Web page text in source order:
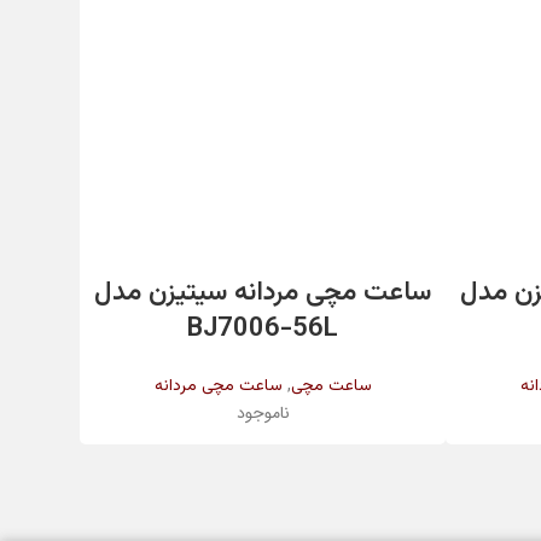
مشکی
مشکی
مدل
اطلاعات بیشتر
ساعت مچی مردانه سیتیزن مدل
BJ7006-56L
ساعت مچی, ساعت مچی مردانه
ناموجود